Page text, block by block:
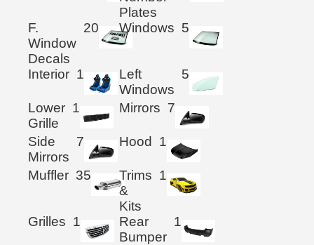
Plates
F.
Window
Decals
20 Windows 5
Interior 1
Left
Windows
5
Lower
Grille
1 Mirrors 7
Side
Mirrors
7 Hood 1
Muffler 35
Trims
&
Kits
1
Grilles 1
Rear
Bumper
1